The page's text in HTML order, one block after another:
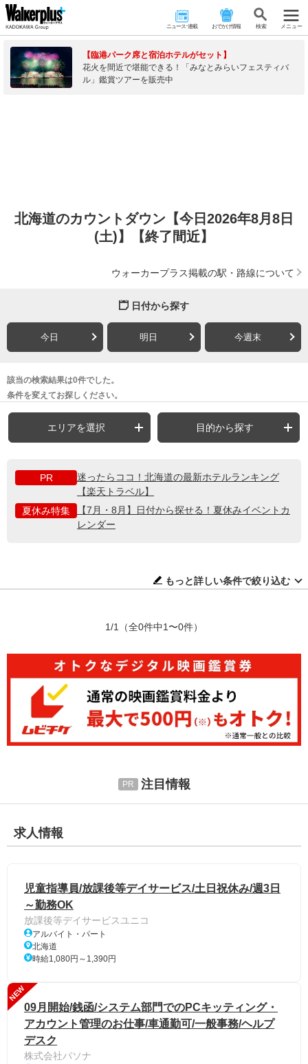
ニュース･連載 おでかけ情報 検 索 メニュー
【臨港パーク席と宿泊ホテルがセット】
花火を間近で堪能できる！「みなとみらいフェスティバ
ル」鑑賞ツアーを販売中
北海道のカウントダウン【今日2026年8月8日
(土)】【終了間近】
ウォーカープラス掲載の駅・路線について
日付から探す
今日 明日 今週末
該当の検索結果は0件でした。
条件を変えてお探しください。
エリアを選択 目的から探す
PR
迷ったらココ！北海道の最新ホテルランキング
【楽天トラベル】
夏休み特集
【7月・8月】日付から探せる！夏休みイベントカ
レンダー
もっと詳しい条件で絞り込む
1/1 （全0件中1〜0件）
注目情報
求人情報
児童指導員/放課後等デイサービス/土日祝休み/週3日
～勤務OK
放課後等デイサービスユニコ
アルバイト・パート
北海道
時給1,080円～1,390円
NEW
09月開始/銭函/システム部門でのPCキッティング・
アカウント管理のお仕事/車通勤可/一般事務/ヘルプ
デスク
株式会社パソナ